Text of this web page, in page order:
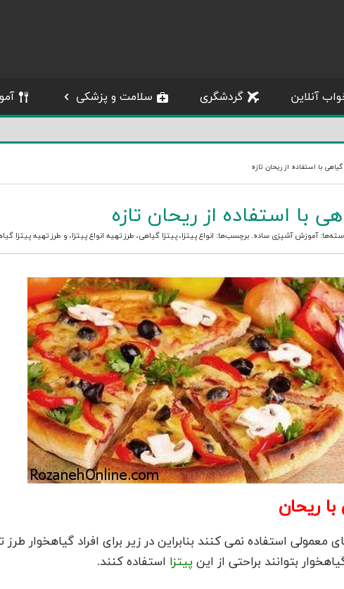
آنلاین گردشگری سلامت و پزشکی
با استفاده از ریحان تازه
با استفاده از ریحان تازه
آموزش آشپزی ساده. برچسب‌ها: انواع پیتزا،پیتزا گیاهی، طرز تهیه انواع پیتزا، و طرز تهیه پیتزا
ریحان
معمولی استفاده نمی کنند بنابراین در زیر برای افراد گیاهخوار
گیاهخوار بتوانند براحتی از اینپیتزا استفاده کنند.